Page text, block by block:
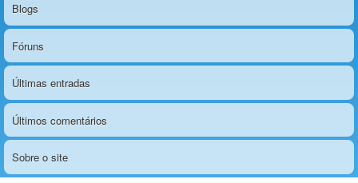
Blogs
Fóruns
Últimas entradas
Últimos comentários
Sobre o site